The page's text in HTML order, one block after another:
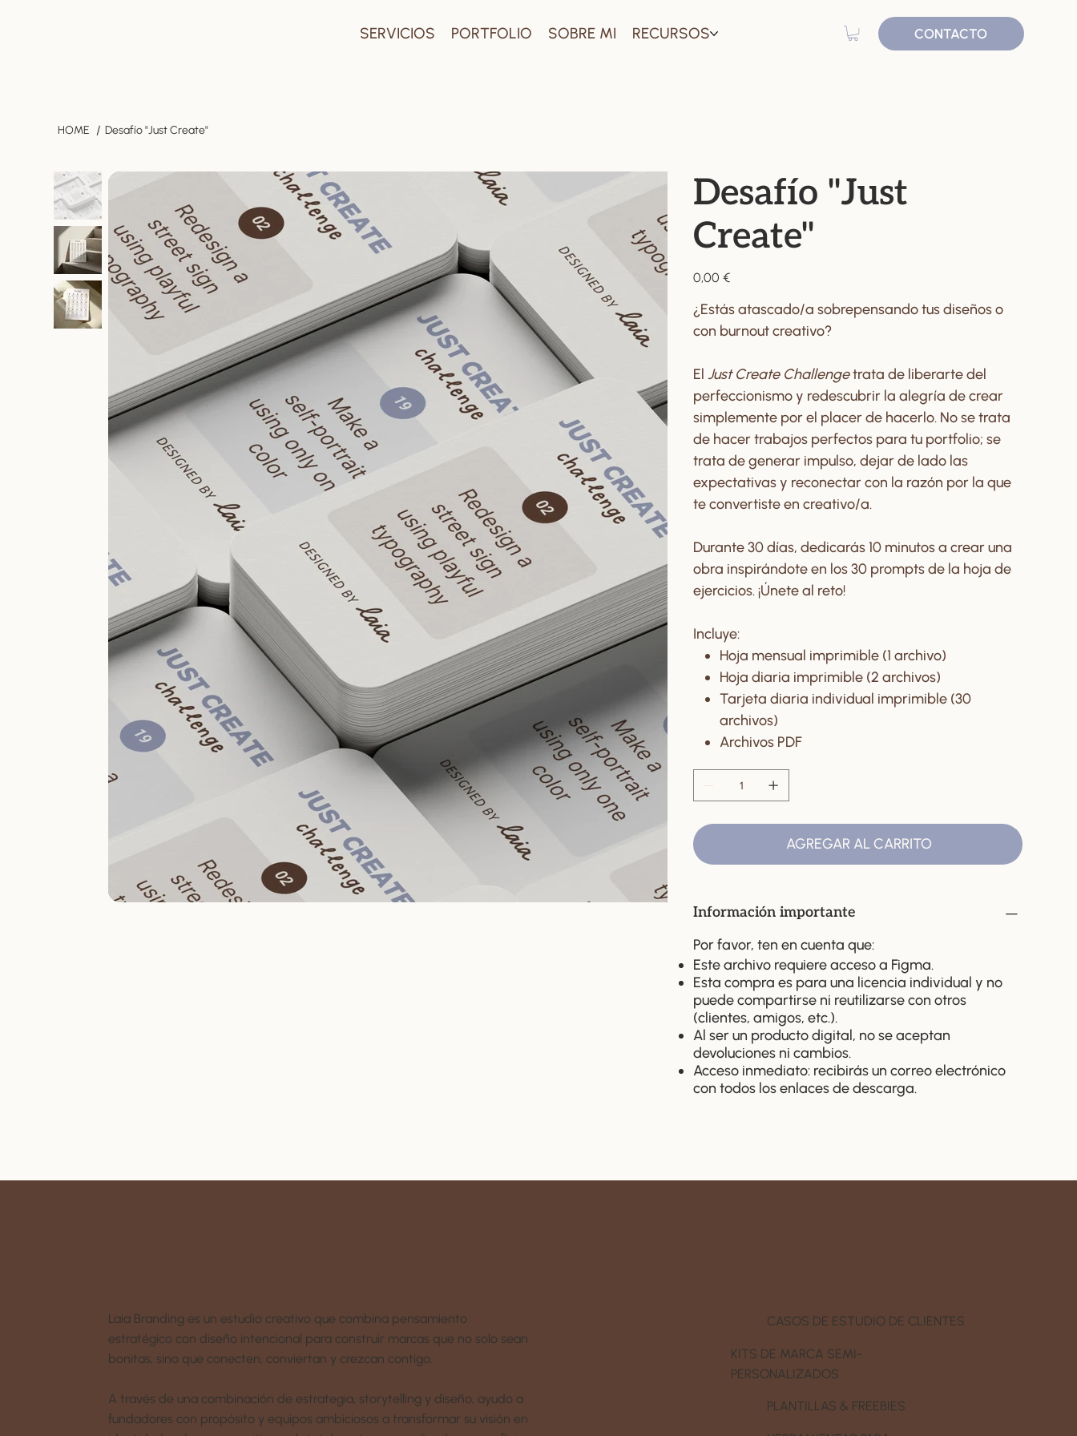
SERVICIOS PORTFOLIO SOBRE MI RECURSOS CONTACTO
HOME / Desafío "Just Create"
Desafío "Just
Create"
Precio
0,00 €
¿Estás atascado/a sobrepensando tus diseños o
con burnout creativo?
ElJust Create Challengetrata de liberarte del
perfeccionismo y redescubrir la alegría de crear
simplemente por el placer de hacerlo. No se trata
de hacer trabajos perfectos para tu portfolio; se
trata de generar impulso, dejar de lado las
expectativas y reconectar con la razón por la que
te convertiste en creativo/a.
Durante 30 días, dedicarás 10 minutos a crear una
obra inspirándote en los 30 prompts de la hoja de
ejercicios. ¡Únete al reto!
Incluye:
Hoja mensual imprimible (1 archivo)
Hoja diaria imprimible (2 archivos)
Tarjeta diaria individual imprimible (30
archivos)
Archivos PDF
AGREGAR AL CARRITO
Información importante
Por favor, ten en cuenta que:
Este archivo requiere acceso a Figma.
Esta compra es para una licencia individual y no
puede compartirse ni reutilizarse con otros
(clientes, amigos, etc.).
Al ser un producto digital, no se aceptan
devoluciones ni cambios.
Acceso inmediato: recibirás un correo electrónico
con todos los enlaces de descarga.
Laia Branding es un estudio creativo que combina pensamiento
estratégico con diseño intencional para construir marcas que no solo sean
bonitas, sino que conecten, conviertan y crezcan contigo.
A través de una combinación de estrategia, storytelling y diseño, ayudo a
fundadores con propósito y equipos ambiciosos a transformar su visión en
CASOS DE ESTUDIO DE CLIENTES
KITS DE MARCA SEMI-
PERSONALIZADOS
PLANTILLAS & FREEBIES